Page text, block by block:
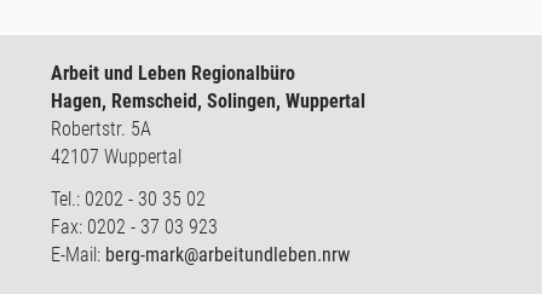
Arbeit und Leben Regionalbüro
Hagen, Remscheid, Solingen, Wuppertal
Robertstr. 5A
42107 Wuppertal
Tel.: 0202 - 30 35 02
Fax: 0202 - 37 03 923
E-Mail: berg-mark@arbeitundleben.nrw